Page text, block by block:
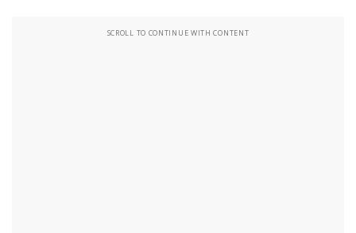
SCROLL TO CONTINUE WITH CONTENT